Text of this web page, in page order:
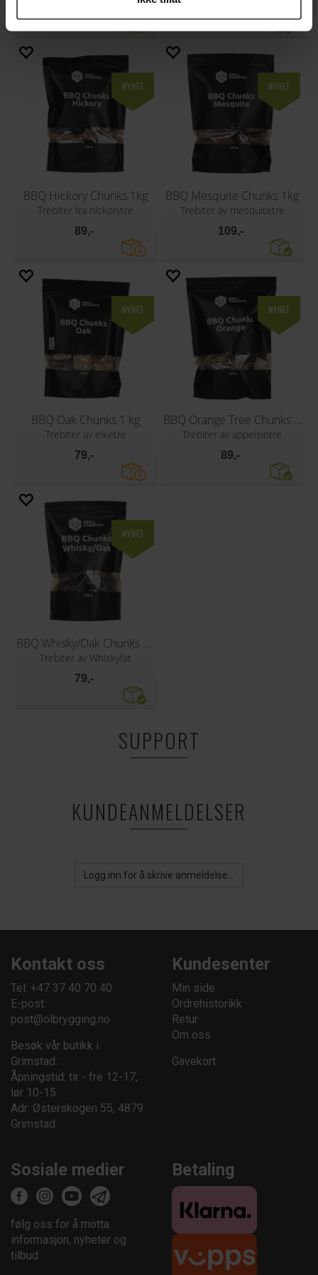
BBQ Hickory Chunks 1kg
Trebiter fra hickorytre
89,-
BBQ Mesquite Chunks 1kg
Trebiter av mesquitetre
109,-
BBQ Oak Chunks 1 kg
Trebiter av eiketre
79,-
BBQ Orange Tree Chunks 1kg
Trebiter av appelsintre
89,-
BBQ Whisky/Oak Chunks 500g
Trebiter av Whiskyfat
79,-
SUPPORT
KUNDEANMELDELSER
Logg inn for å skrive anmeldelse...
Kontakt oss
Tel: +47 37 40 70 40
E-post:
post@olbrygging.no
Besøk vår butikk i
Grimstad:
Åpningstid: tir - fre 12-17,
lør 10-15
Adr: Østerskogen 55, 4879
Grimstad
Kundesenter
Min side
Ordrehistorikk
Retur
Om oss
Gavekort
Sosiale medier
følg oss for å motta
informasjon, nyheter og
tilbud
Betaling